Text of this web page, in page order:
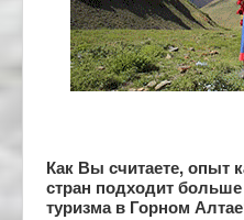
Как Вы считаете, опыт
стран подходит
туризма в Горном